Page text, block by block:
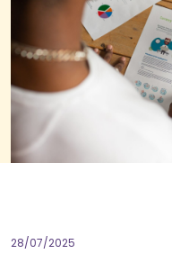
28/07/2025